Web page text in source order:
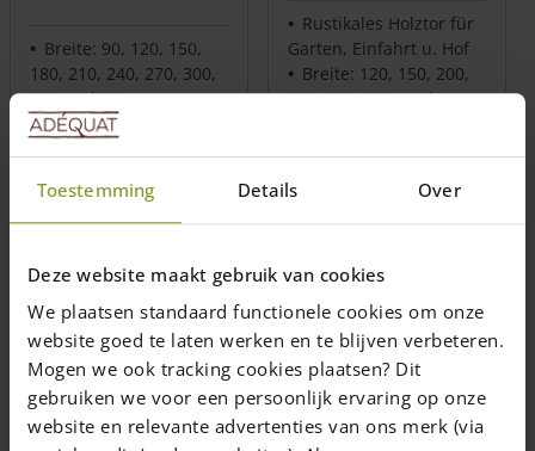
Toestemming Details Over
Deze website maakt gebruik van cookies
We plaatsen standaard functionele cookies om onze
website goed te laten werken en te blijven verbeteren.
Mogen we ook tracking cookies plaatsen? Dit
gebruiken we voor een persoonlijk ervaring op onze
website en relevante advertenties van ons merk (via
Breite: 90, 120, 150,
180, 210, 240, 270, 300,
330 und 360 (cm)
Standardhöhe: 120
möglich
Preise inkl. 19% MwSt., zzgl.
Lieferzeit: 1-2 Wochen
Ausführung
wählen
Rustikales Holztor für
Garten, Einfahrt u. Hof
Breite: 120, 150, 200,
250, 300, 350 cm |
Maß möglich
Preise inkl. 19% MwSt., zzgl.
Lieferzeit: 1-2 Wochen
Ausführung
wählen